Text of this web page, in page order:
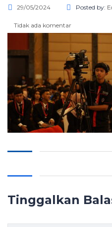
29/05/2024 Posted by:
Tidak ada komentar
Tinggalkan